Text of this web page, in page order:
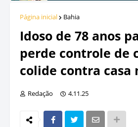
Página inicial Bahia
Idoso de 78 anos
perde controle de
colide contra casa
Redação 4.11.25